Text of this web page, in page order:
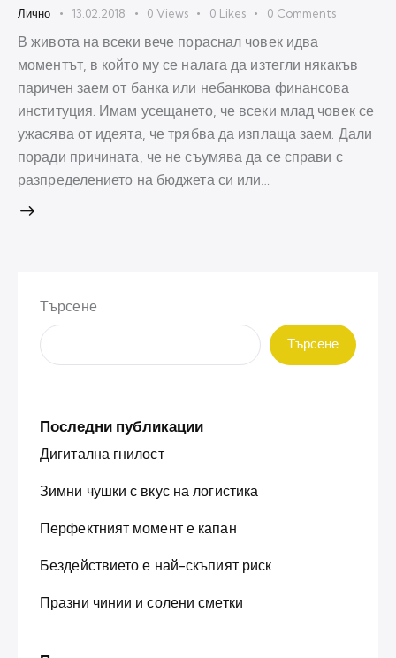
Лично 13.02.2018 0 Views 0 Likes 0 Comments
В живота на всеки вече пораснал човек идва
моментът, в който му се налага да изтегли някакъв
паричен заем от банка или небанкова финансова
институция. Имам усещането, че всеки млад човек се
ужасява от идеята, че трябва да изплаща заем. Дали
поради причината, че не съумява да се справи с
разпределението на бюджета си или…
Търсене
Търсене
Последни публикации
Дигитална гнилост
Зимни чушки с вкус на логистика
Перфектният момент е капан
Бездействието е най-скъпият риск
Празни чинии и солени сметки